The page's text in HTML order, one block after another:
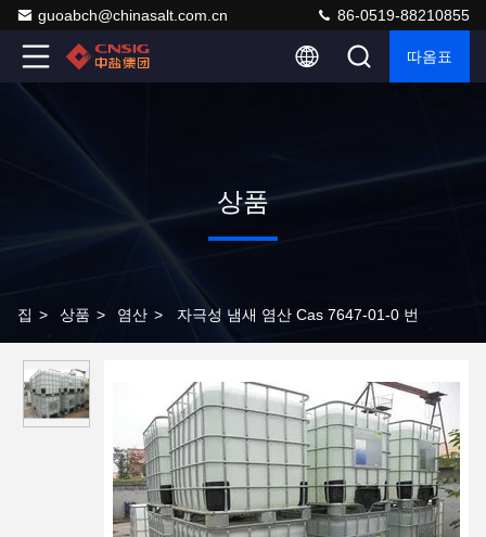
guoabch@chinasalt.com.cn 86-0519-88210855
따옴표
상품
집 > 상품 > 염산 > 자극성 냄새 염산 Cas 7647-01-0 번